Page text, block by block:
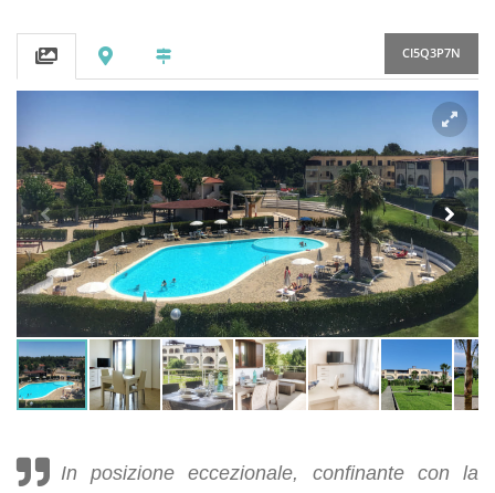
CI5Q3P7N
In posizione eccezionale, confinante con la